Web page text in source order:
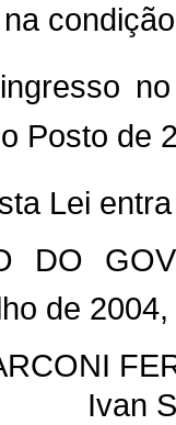
Posto de
Lei
DO
de 2004,
Ivan